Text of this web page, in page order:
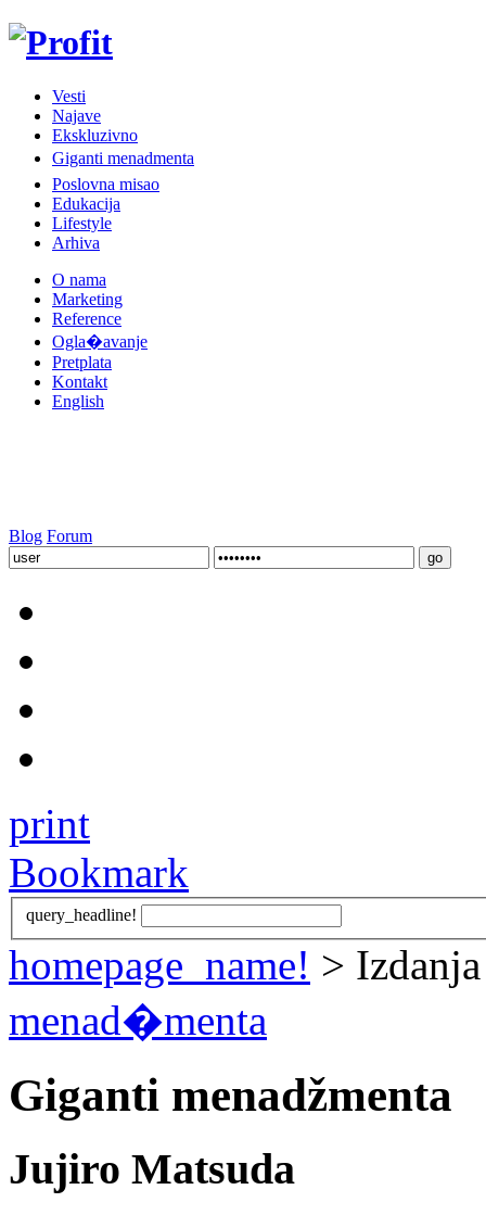
Vesti
Najave
Ekskluzivno
Giganti menadmenta
Poslovna misao
Edukacija
Lifestyle
Arhiva
O nama
Marketing
Reference
Ogla�avanje
Pretplata
Kontakt
English
Blog Forum
print
Bookmark
query_headline!
homepage_name! >
menad�menta
Giganti menadžmenta
Jujiro Matsuda